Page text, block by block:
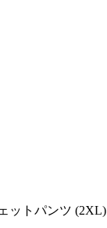
ットパンツ (2XL)